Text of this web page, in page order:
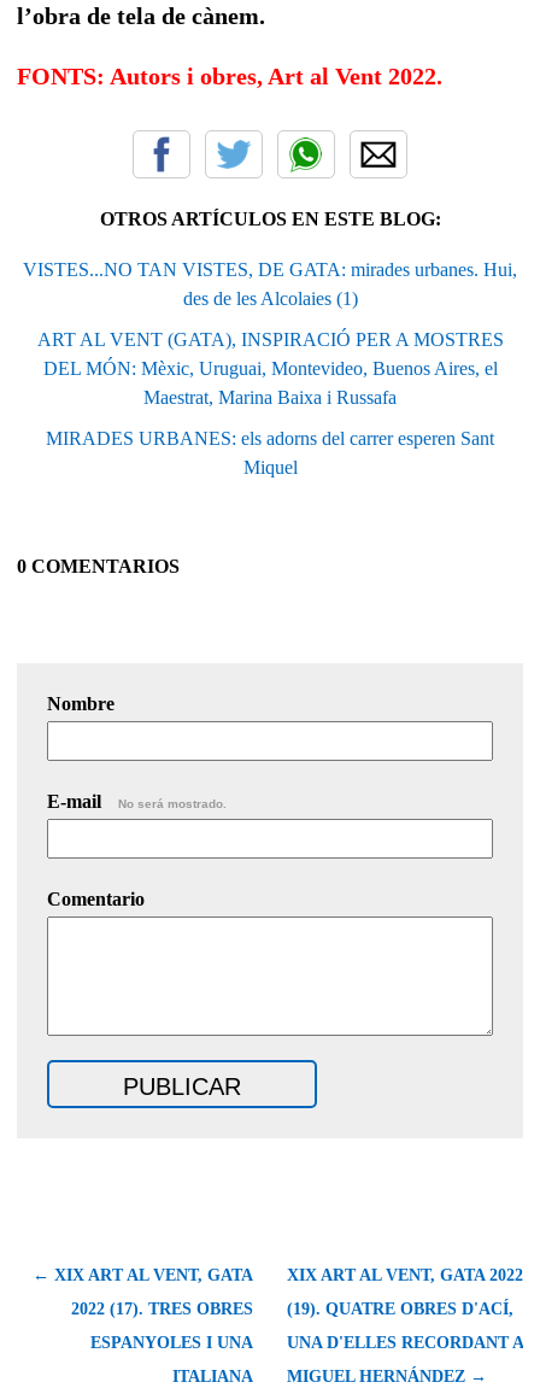
l’obra de tela de cànem.
FONTS: Autors i obres, Art al Vent 2022.
OTROS ARTÍCULOS EN ESTE BLOG:
VISTES...NO TAN VISTES, DE GATA: mirades urbanes. Hui,
des de les Alcolaies (1)
ART AL VENT (GATA), INSPIRACIÓ PER A MOSTRES
DEL MÓN: Mèxic, Uruguai, Montevideo, Buenos Aires, el
Maestrat, Marina Baixa i Russafa
MIRADES URBANES: els adorns del carrer esperen Sant
Miquel
0 COMENTARIOS
Nombre
E-mail No será mostrado.
Comentario
← XIX ART AL VENT, GATA
2022 (17). TRES OBRES
ESPANYOLES I UNA
ITALIANA
XIX ART AL VENT, GATA 2022
(19). QUATRE OBRES D'ACÍ,
UNA D'ELLES RECORDANT A
MIGUEL HERNÁNDEZ →